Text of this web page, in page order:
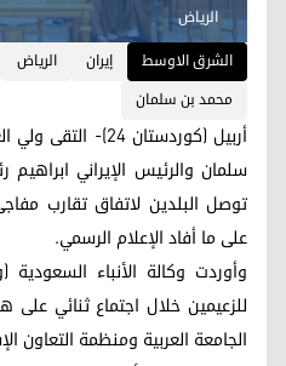
الرياض
الشرق الاوسط
إيران الرياض
محمد بن سلمان
أربيل (كوردستان
سلمان والرئيس الإيراني
توصل البلدين لاتفاق تقارب
على ما أفاد الإعلام الرسمي.
وأوردت وكالة الأنباء
للزعيمين خلال اجتماع ثنائي
الجامعة العربية ومنظمة التعاون